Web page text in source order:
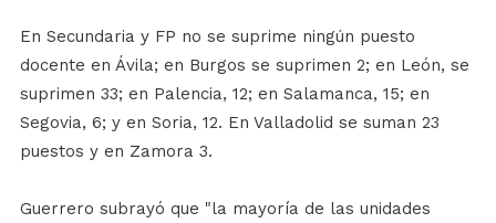
En Secundaria y FP no se suprime ningún puesto
docente en Ávila; en Burgos se suprimen 2; en León, se
suprimen 33; en Palencia, 12; en Salamanca, 15; en
Segovia, 6; y en Soria, 12. En Valladolid se suman 23
puestos y en Zamora 3.
Guerrero subrayó que "la mayoría de las unidades